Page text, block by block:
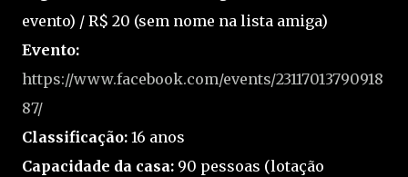
evento) / R$ 20 (sem nome na lista amiga)
Evento:
https://www.facebook.com/events/23117013790918
87/
Classificação: 16 anos
Capacidade da casa: 90 pessoas (lotação